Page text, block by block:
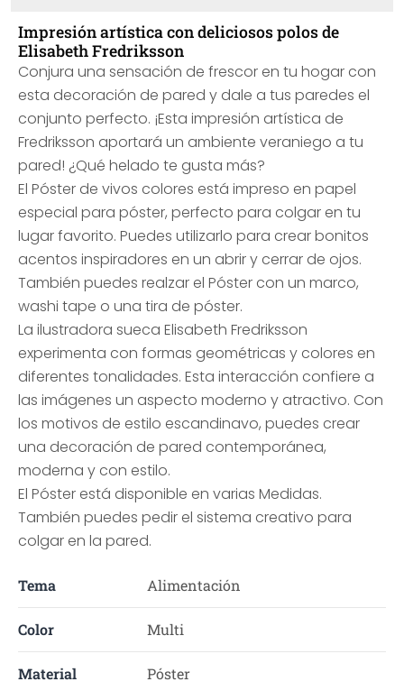
Impresión artística con deliciosos polos de
Elisabeth Fredriksson
Conjura una sensación de frescor en tu hogar con
esta decoración de pared y dale a tus paredes el
conjunto perfecto. ¡Esta impresión artística de
Fredriksson aportará un ambiente veraniego a tu
pared! ¿Qué helado te gusta más?
El Póster de vivos colores está impreso en papel
especial para póster, perfecto para colgar en tu
lugar favorito. Puedes utilizarlo para crear bonitos
acentos inspiradores en un abrir y cerrar de ojos.
También puedes realzar el Póster con un marco,
washi tape o una tira de póster.
La ilustradora sueca Elisabeth Fredriksson
experimenta con formas geométricas y colores en
diferentes tonalidades. Esta interacción confiere a
las imágenes un aspecto moderno y atractivo. Con
los motivos de estilo escandinavo, puedes crear
una decoración de pared contemporánea,
moderna y con estilo.
El Póster está disponible en varias Medidas.
También puedes pedir el sistema creativo para
colgar en la pared.
Tema Alimentación
Color Multi
Material Póster